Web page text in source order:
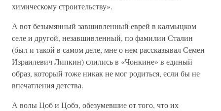
химическому строительству».
А вот безымянный завшивленный еврей в калмыцком
селе и другой, незавшивленный, по фамилии Сталин
(был и такой в самом деле, мне о нем рассказывал Семен
Израилевич Липкин) слились в «Чонкине» в единый
образ, который тоже никак не мог родиться, если бы не
впечатления детства.
А волы Цоб и Цобэ, обезумевшие от того, что их